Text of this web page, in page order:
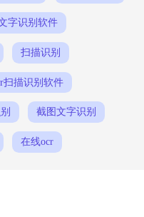
字识别软件
扫描识别
扫描识别软件
截图文字识别
在线ocr